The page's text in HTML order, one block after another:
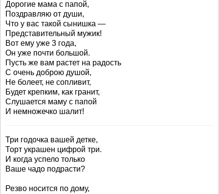
Дорогие мама с папой,
Поздравляю от души,
Что у вас такой сынишка —
Представительный мужик!
Вот ему уже 3 года,
Он уже почти большой.
Пусть же вам растет на радость
С очень доброю душой,
Не болеет, не сопливит,
Будет крепким, как гранит,
Слушается маму с папой
И немножечко шалит!
Три годочка вашей детке,
Торт украшен цифрой три.
И когда успело только
Ваше чадо подрасти?
Резво носится по дому,